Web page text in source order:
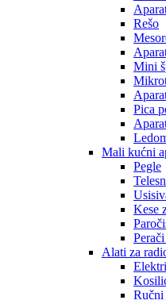
Rešo
Mini
Pica
Mali kućni
Pegle
Kese
Alati za
Ručni